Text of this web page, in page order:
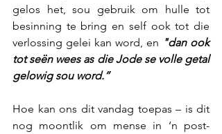
gelos het, sou gebruik om hulle tot
besinning te bring en self ook tot die
verlossing gelei kan word, en "dan ook
tot seën wees as die Jode se volle getal
gelowig sou word.”
Hoe kan ons dit vandag toepas – is dit
nog moontlik om mense in ‘n post-